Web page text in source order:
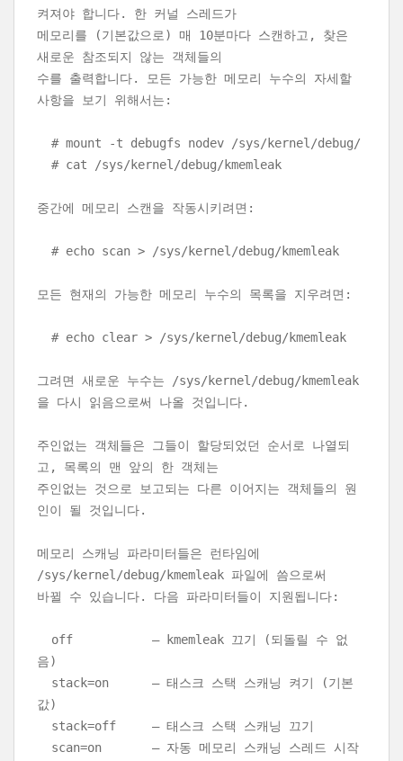
켜져야 합니다. 한 커널 스레드가
메모리를 (기본값으로) 매 10분마다 스캔하고, 찾은
새로운 참조되지 않는 객체들의
수를 출력합니다. 모든 가능한 메모리 누수의 자세할
사항을 보기 위해서는:
# mount -t debugfs nodev /sys/kernel/debug/
# cat /sys/kernel/debug/kmemleak
중간에 메모리 스캔을 작동시키려면:
# echo scan > /sys/kernel/debug/kmemleak
모든 현재의 가능한 메모리 누수의 목록을 지우려면:
# echo clear > /sys/kernel/debug/kmemleak
그려면 새로운 누수는 /sys/kernel/debug/kmemleak
을 다시 읽음으로써 나올 것입니다.
주인없는 객체들은 그들이 할당되었던 순서로 나열되
고, 목록의 맨 앞의 한 객체는
주인없는 것으로 보고되는 다른 이어지는 객체들의 원
인이 될 것입니다.
메모리 스캐닝 파라미터들은 런타임에
/sys/kernel/debug/kmemleak 파일에 씀으로써
바뀔 수 있습니다. 다음 파라미터들이 지원됩니다:
off – kmemleak 끄기 (되돌릴 수 없
음)
stack=on – 태스크 스택 스캐닝 켜기 (기본
값)
stack=off – 태스크 스택 스캐닝 끄기
scan=on – 자동 메모리 스캐닝 스레드 시작